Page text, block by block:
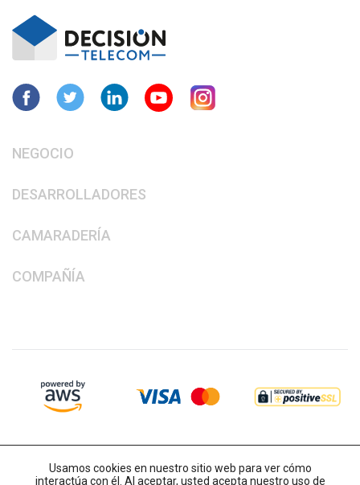
NEGOCIO
DESARROLLADORES
CAMARADERÍA
COMPAÑÍA
Usamos cookies en nuestro sitio web para ver cómo
interactúa con él. Al aceptar, usted acepta nuestro uso de